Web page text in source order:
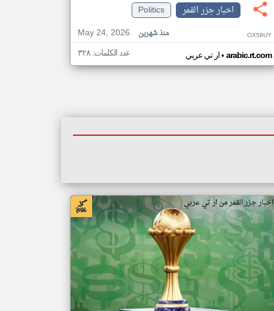
اخبار جزر القمر
Politics
May 24, 2026
منذ شهرين OX58UY
ار تي عربي• arabic.rt.com عدد الكلمات: ٣٢٨
اخبار جزر القمر من ار تي عربي